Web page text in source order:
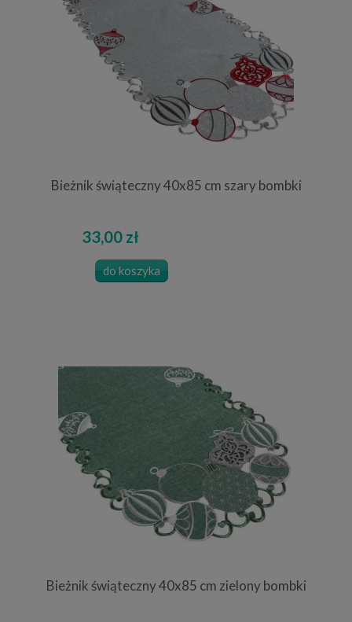
Bieżnik świąteczny 40x85 cm szary bombki
33,00 zł
do koszyka
Bieżnik świąteczny 40x85 cm zielony bombki